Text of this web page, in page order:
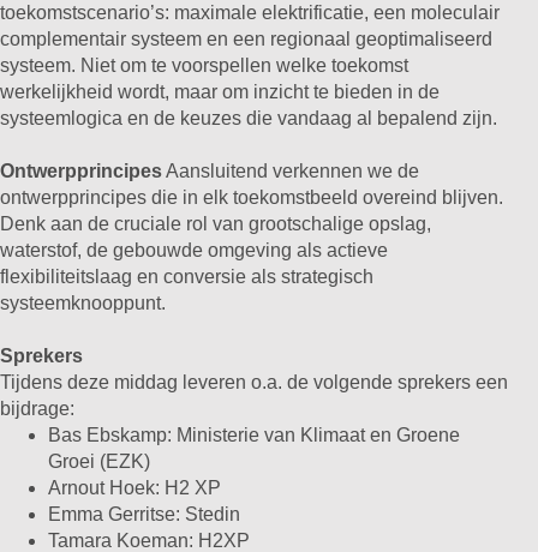
toekomstscenario’s: maximale elektrificatie, een moleculair
complementair systeem en een regionaal geoptimaliseerd
systeem. Niet om te voorspellen welke toekomst
werkelijkheid wordt, maar om inzicht te bieden in de
systeemlogica en de keuzes die vandaag al bepalend zijn.
OntwerpprincipesAansluitend verkennen we de
ontwerpprincipes die in elk toekomstbeeld overeind blijven.
Denk aan de cruciale rol van grootschalige opslag,
waterstof, de gebouwde omgeving als actieve
flexibiliteitslaag en conversie als strategisch
systeemknooppunt.
Sprekers
Tijdens deze middag leveren o.a. de volgende sprekers een
bijdrage:
Bas Ebskamp: Ministerie van Klimaat en Groene
Groei (EZK)
Arnout Hoek: H2 XP
Emma Gerritse: Stedin
Tamara Koeman: H2XP